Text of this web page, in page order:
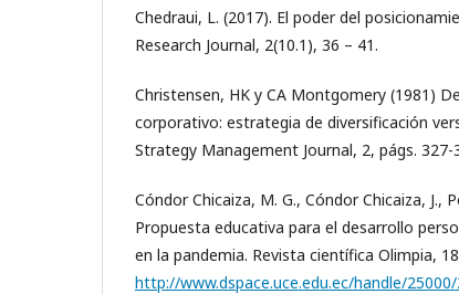
Chedraui, L. (2017). El poder del
Research Journal, 2(10.1), 36 – 41.
Christensen, HK y CA Montgomery (1981)
corporativo: estrategia de diversificación
Strategy Management Journal, 2, págs. 327-
Cóndor Chicaiza, M. G., Cóndor Chicaiza, J.,
Propuesta educativa para el desarrollo
en la pandemia. Revista científica Olimpia,
http://www.dspace.uce.edu.ec/handle/